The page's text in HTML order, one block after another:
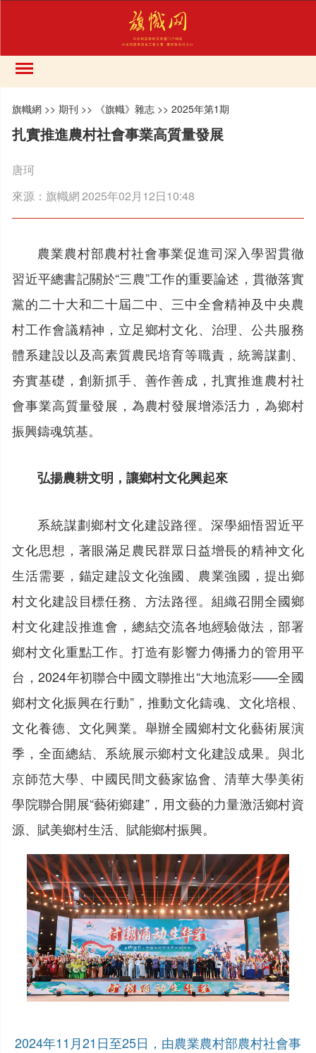
旗幟網 >>期刊 >> 《旗幟》雜志 >>2025年第1期
扎實推進農村社會事業高質量發展
唐珂
來源：旗幟網2025年02月12日10:48
農業農村部農村社會事業促進司深入學習貫徹
習近平總書記關於“三農”工作的重要論述，貫徹落實
黨的二十大和二十屆二中、三中全會精神及中央農
村工作會議精神，立足鄉村文化、治理、公共服務
體系建設以及高素質農民培育等職責，統籌謀劃、
夯實基礎，創新抓手、善作善成，扎實推進農村社
會事業高質量發展，為農村發展增添活力，為鄉村
振興鑄魂筑基。
弘揚農耕文明，讓鄉村文化興起來
系統謀劃鄉村文化建設路徑。深學細悟習近平
文化思想，著眼滿足農民群眾日益增長的精神文化
生活需要，錨定建設文化強國、農業強國，提出鄉
村文化建設目標任務、方法路徑。組織召開全國鄉
村文化建設推進會，總結交流各地經驗做法，部署
鄉村文化重點工作。打造有影響力傳播力的管用平
台，2024年初聯合中國文聯推出“大地流彩——全國
鄉村文化振興在行動”，推動文化鑄魂、文化培根、
文化養德、文化興業。舉辦全國鄉村文化藝術展演
季，全面總結、系統展示鄉村文化建設成果。與北
京師范大學、中國民間文藝家協會、清華大學美術
學院聯合開展“藝術鄉建”，用文藝的力量激活鄉村資
源、賦美鄉村生活、賦能鄉村振興。
2024年11月21日至25日，由農業農村部農村社會事